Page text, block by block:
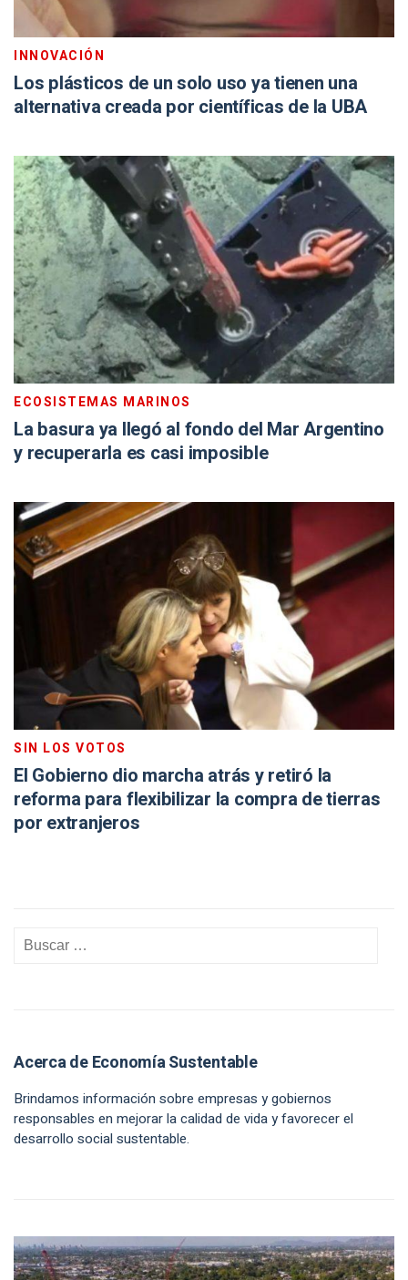
INNOVACIÓN
Los plásticos de un solo uso ya tienen una
alternativa creada por científicas de la UBA
ECOSISTEMAS MARINOS
La basura ya llegó al fondo del Mar Argentino
y recuperarla es casi imposible
SIN LOS VOTOS
El Gobierno dio marcha atrás y retiró la
reforma para flexibilizar la compra de tierras
por extranjeros
Acerca de Economía Sustentable
Brindamos información sobre empresas y gobiernos
responsables en mejorar la calidad de vida y favorecer el
desarrollo social sustentable.